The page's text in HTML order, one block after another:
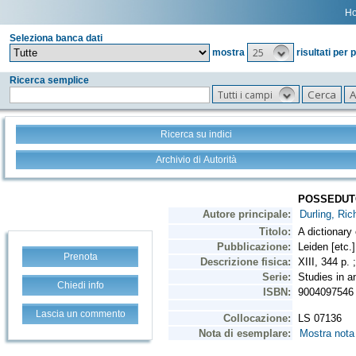
Seleziona banca dati
mostra
25 risultati per
Ricerca semplice
Tutti i campi
Ricerca su indici
Archivio di Autorità
Prenota
Chiedi info
Lascia un commento